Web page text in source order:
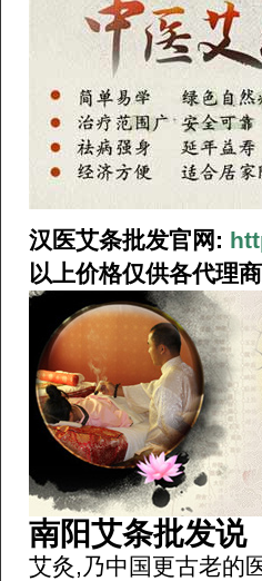
汉医艾条批发官网:
以上价格仅供各代理
南阳艾条批发说
艾灸,乃中国更古老的